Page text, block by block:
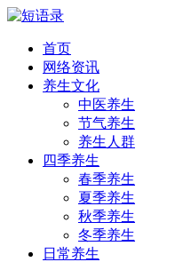
首页
网络资讯
养生文化
中医养生
节气养生
养生人群
四季养生
春季养生
夏季养生
秋季养生
冬季养生
日常养生